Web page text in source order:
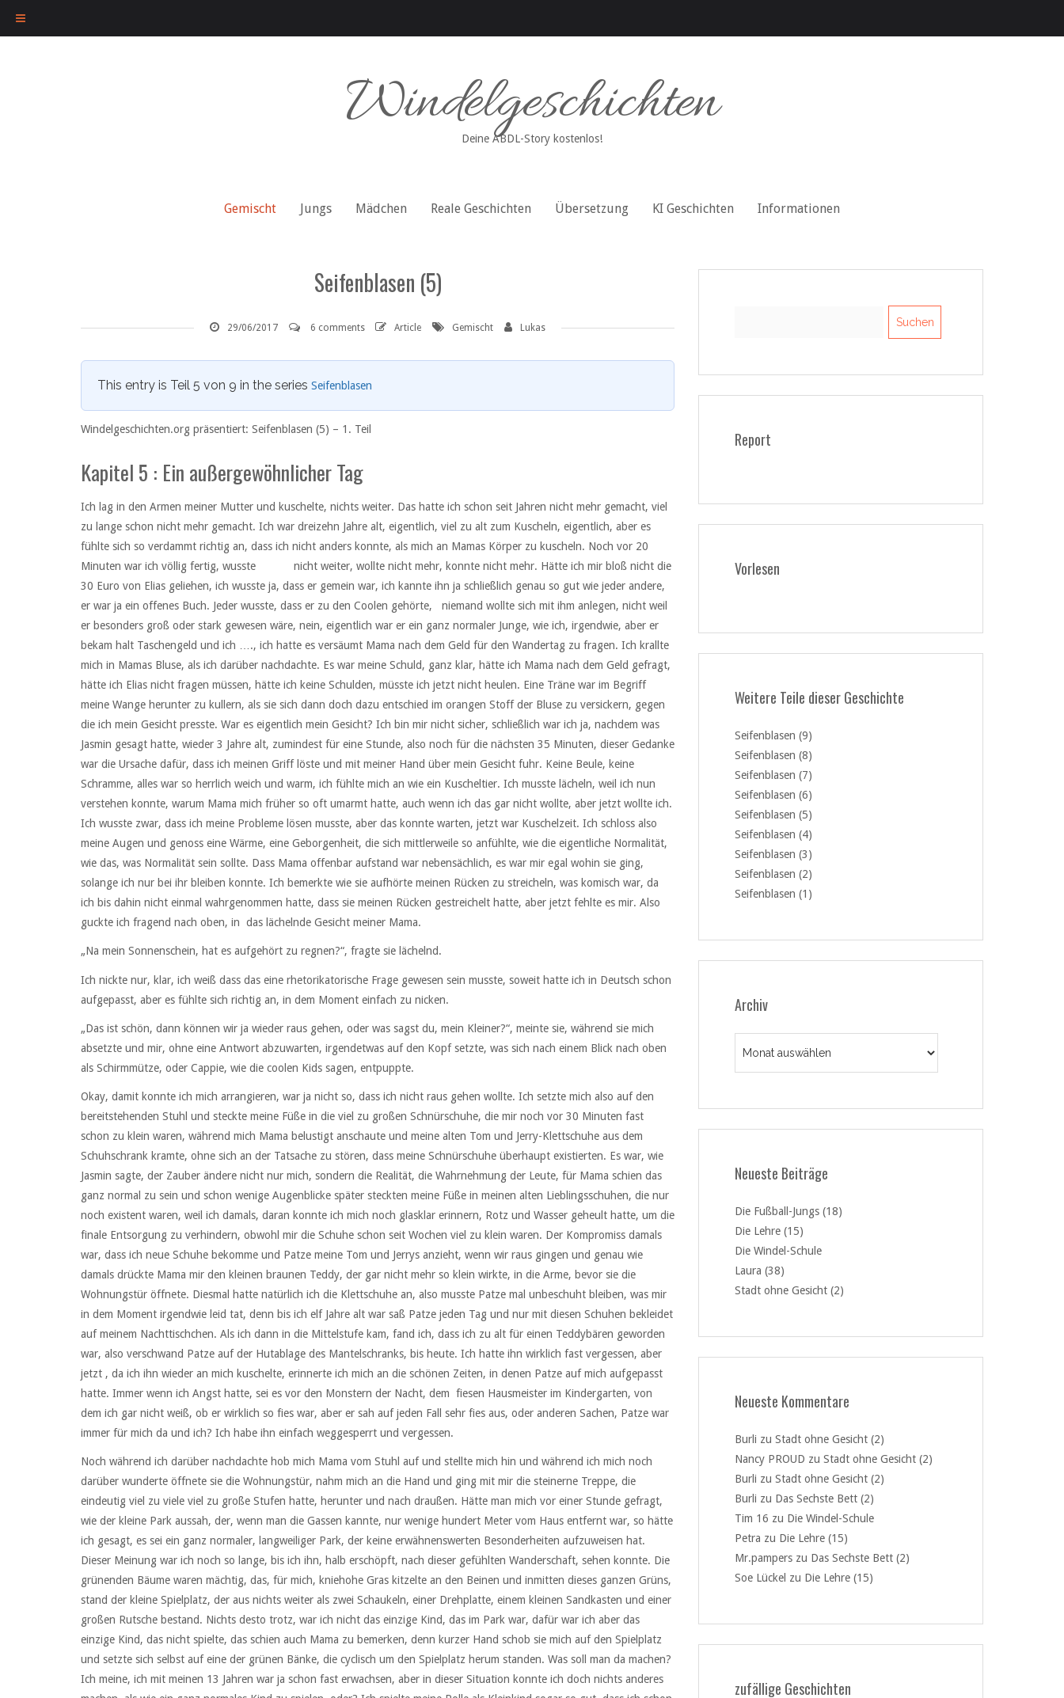
Windelgeschichten
Deine ABDL-Story kostenlos!
Gemischt Jungs Mädchen Reale Geschichten Übersetzung KI Geschichten Informationen
Seifenblasen (5)
29/06/2017 6 comments Article Gemischt Lukas
This entry is Teil 5 von 9 in the series Seifenblasen
Windelgeschichten.org präsentiert: Seifenblasen (5) – 1. Teil
Kapitel 5 : Ein außergewöhnlicher Tag
Ich lag in den Armen meiner Mutter und kuschelte, nichts weiter. Das hatte ich schon seit Jahren nicht mehr gemacht, viel
zu lange schon nicht mehr gemacht. Ich war dreizehn Jahre alt, eigentlich, viel zu alt zum Kuscheln, eigentlich, aber es
fühlte sich so verdammt richtig an, dass ich nicht anders konnte, als mich an Mamas Körper zu kuscheln. Noch vor 20
Minuten war ich völlig fertig, wusste nicht weiter, wollte nicht mehr, konnte nicht mehr. Hätte ich mir bloß nicht die
30 Euro von Elias geliehen, ich wusste ja, dass er gemein war, ich kannte ihn ja schließlich genau so gut wie jeder andere,
er war ja ein offenes Buch. Jeder wusste, dass er zu den Coolen gehörte, niemand wollte sich mit ihm anlegen, nicht weil
er besonders groß oder stark gewesen wäre, nein, eigentlich war er ein ganz normaler Junge, wie ich, irgendwie, aber er
bekam halt Taschengeld und ich …., ich hatte es versäumt Mama nach dem Geld für den Wandertag zu fragen. Ich krallte
mich in Mamas Bluse, als ich darüber nachdachte. Es war meine Schuld, ganz klar, hätte ich Mama nach dem Geld gefragt,
hätte ich Elias nicht fragen müssen, hätte ich keine Schulden, müsste ich jetzt nicht heulen. Eine Träne war im Begriff
meine Wange herunter zu kullern, als sie sich dann doch dazu entschied im orangen Stoff der Bluse zu versickern, gegen
die ich mein Gesicht presste. War es eigentlich mein Gesicht? Ich bin mir nicht sicher, schließlich war ich ja, nachdem was
Jasmin gesagt hatte, wieder 3 Jahre alt, zumindest für eine Stunde, also noch für die nächsten 35 Minuten, dieser Gedanke
war die Ursache dafür, dass ich meinen Griff löste und mit meiner Hand über mein Gesicht fuhr. Keine Beule, keine
Schramme, alles war so herrlich weich und warm, ich fühlte mich an wie ein Kuscheltier. Ich musste lächeln, weil ich nun
verstehen konnte, warum Mama mich früher so oft umarmt hatte, auch wenn ich das gar nicht wollte, aber jetzt wollte ich.
Ich wusste zwar, dass ich meine Probleme lösen musste, aber das konnte warten, jetzt war Kuschelzeit. Ich schloss also
meine Augen und genoss eine Wärme, eine Geborgenheit, die sich mittlerweile so anfühlte, wie die eigentliche Normalität,
wie das, was Normalität sein sollte. Dass Mama offenbar aufstand war nebensächlich, es war mir egal wohin sie ging,
solange ich nur bei ihr bleiben konnte. Ich bemerkte wie sie aufhörte meinen Rücken zu streicheln, was komisch war, da
ich bis dahin nicht einmal wahrgenommen hatte, dass sie meinen Rücken gestreichelt hatte, aber jetzt fehlte es mir. Also
guckte ich fragend nach oben, in das lächelnde Gesicht meiner Mama.
„Na mein Sonnenschein, hat es aufgehört zu regnen?“, fragte sie lächelnd.
Ich nickte nur, klar, ich weiß dass das eine rhetorikatorische Frage gewesen sein musste, soweit hatte ich in Deutsch schon
aufgepasst, aber es fühlte sich richtig an, in dem Moment einfach zu nicken.
„Das ist schön, dann können wir ja wieder raus gehen, oder was sagst du, mein Kleiner?“, meinte sie, während sie mich
absetzte und mir, ohne eine Antwort abzuwarten, irgendetwas auf den Kopf setzte, was sich nach einem Blick nach oben
als Schirmmütze, oder Cappie, wie die coolen Kids sagen, entpuppte.
Okay, damit konnte ich mich arrangieren, war ja nicht so, dass ich nicht raus gehen wollte. Ich setzte mich also auf den
bereitstehenden Stuhl und steckte meine Füße in die viel zu großen Schnürschuhe, die mir noch vor 30 Minuten fast
schon zu klein waren, während mich Mama belustigt anschaute und meine alten Tom und Jerry-Klettschuhe aus dem
Schuhschrank kramte, ohne sich an der Tatsache zu stören, dass meine Schnürschuhe überhaupt existierten. Es war, wie
Jasmin sagte, der Zauber ändere nicht nur mich, sondern die Realität, die Wahrnehmung der Leute, für Mama schien das
ganz normal zu sein und schon wenige Augenblicke später steckten meine Füße in meinen alten Lieblingsschuhen, die nur
noch existent waren, weil ich damals, daran konnte ich mich noch glasklar erinnern, Rotz und Wasser geheult hatte, um die
finale Entsorgung zu verhindern, obwohl mir die Schuhe schon seit Wochen viel zu klein waren. Der Kompromiss damals
war, dass ich neue Schuhe bekomme und Patze meine Tom und Jerrys anzieht, wenn wir raus gingen und genau wie
damals drückte Mama mir den kleinen braunen Teddy, der gar nicht mehr so klein wirkte, in die Arme, bevor sie die
Wohnungstür öffnete. Diesmal hatte natürlich ich die Klettschuhe an, also musste Patze mal unbeschuht bleiben, was mir
in dem Moment irgendwie leid tat, denn bis ich elf Jahre alt war saß Patze jeden Tag und nur mit diesen Schuhen bekleidet
auf meinem Nachttischchen. Als ich dann in die Mittelstufe kam, fand ich, dass ich zu alt für einen Teddybären geworden
war, also verschwand Patze auf der Hutablage des Mantelschranks, bis heute. Ich hatte ihn wirklich fast vergessen, aber
jetzt , da ich ihn wieder an mich kuschelte, erinnerte ich mich an die schönen Zeiten, in denen Patze auf mich aufgepasst
hatte. Immer wenn ich Angst hatte, sei es vor den Monstern der Nacht, dem fiesen Hausmeister im Kindergarten, von
dem ich gar nicht weiß, ob er wirklich so fies war, aber er sah auf jeden Fall sehr fies aus, oder anderen Sachen, Patze war
immer für mich da und ich? Ich habe ihn einfach weggesperrt und vergessen.
Noch während ich darüber nachdachte hob mich Mama vom Stuhl auf und stellte mich hin und während ich mich noch
darüber wunderte öffnete sie die Wohnungstür, nahm mich an die Hand und ging mit mir die steinerne Treppe, die
eindeutig viel zu viele viel zu große Stufen hatte, herunter und nach draußen. Hätte man mich vor einer Stunde gefragt,
wie der kleine Park aussah, der, wenn man die Gassen kannte, nur wenige hundert Meter vom Haus entfernt war, so hätte
ich gesagt, es sei ein ganz normaler, langweiliger Park, der keine erwähnenswerten Besonderheiten aufzuweisen hat.
Dieser Meinung war ich noch so lange, bis ich ihn, halb erschöpft, nach dieser gefühlten Wanderschaft, sehen konnte. Die
grünenden Bäume waren mächtig, das, für mich, kniehohe Gras kitzelte an den Beinen und inmitten dieses ganzen Grüns,
stand der kleine Spielplatz, der aus nichts weiter als zwei Schaukeln, einer Drehplatte, einem kleinen Sandkasten und einer
großen Rutsche bestand. Nichts desto trotz, war ich nicht das einzige Kind, das im Park war, dafür war ich aber das
einzige Kind, das nicht spielte, das schien auch Mama zu bemerken, denn kurzer Hand schob sie mich auf den Spielplatz
und setzte sich selbst auf eine der grünen Bänke, die cyclisch um den Spielplatz herum standen. Was soll man da machen?
Ich meine, ich mit meinen 13 Jahren war ja schon fast erwachsen, aber in dieser Situation konnte ich doch nichts anderes
Report
Vorlesen
Weitere Teile dieser Geschichte
Seifenblasen (9)
Seifenblasen (8)
Seifenblasen (7)
Seifenblasen (6)
Seifenblasen (5)
Seifenblasen (4)
Seifenblasen (3)
Seifenblasen (2)
Seifenblasen (1)
Archiv
Neueste Beiträge
Die Fußball-Jungs (18)
Die Lehre (15)
Die Windel-Schule
Laura (38)
Stadt ohne Gesicht (2)
Neueste Kommentare
Burli zu Stadt ohne Gesicht (2)
Nancy PROUD zu Stadt ohne Gesicht (2)
Burli zu Stadt ohne Gesicht (2)
Burli zu Das Sechste Bett (2)
Tim 16 zu Die Windel-Schule
Petra zu Die Lehre (15)
Mr.pampers zu Das Sechste Bett (2)
Soe Lückel zu Die Lehre (15)
zufällige Geschichten